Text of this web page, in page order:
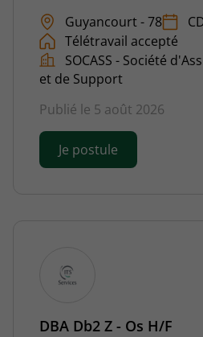
Guyancourt - 78
Télétravail accepté
SOCASS - Société
et de Support
Publié le 5 août 2026
Je postule
DBA Db2 Z - Os H/F